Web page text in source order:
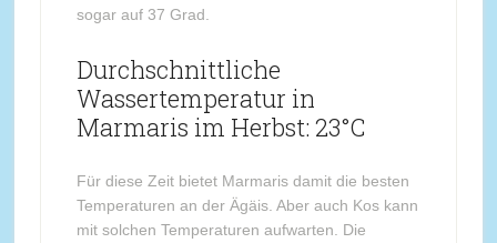
sogar auf 37 Grad.
Durchschnittliche
Wassertemperatur in
Marmaris im Herbst: 23°C
Für diese Zeit bietet Marmaris damit die besten
Temperaturen an der Ägäis. Aber auch Kos kann
mit solchen Temperaturen aufwarten. Die